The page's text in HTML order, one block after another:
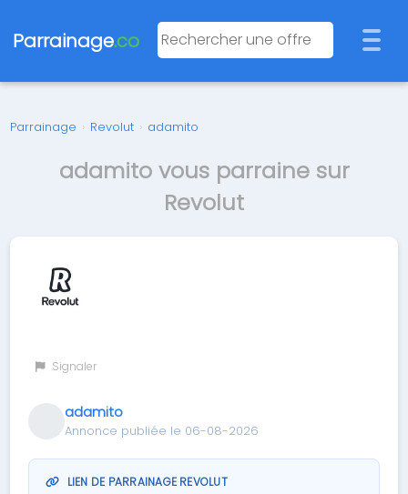
Parrainage.co
Parrainage › Revolut › adamito
adamito vous parraine sur
Revolut
Signaler
adamito
Annonce publiée le 06-08-2026
LIEN DE PARRAINAGE REVOLUT